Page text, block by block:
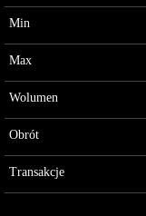
Min
Max
Wolumen
Obrót
Transakcje